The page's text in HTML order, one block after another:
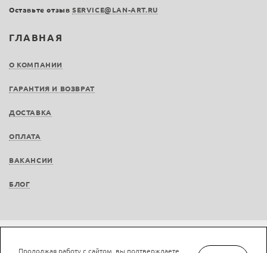
ГЛАВНАЯ
О КОМПАНИИ
ГАРАНТИЯ И ВОЗВРАТ
ДОСТАВКА
ОПЛАТА
ВАКАНСИИ
БЛОГ
Оставьте отзыв SERVICE@LAN-ART.RU
Не является публичной офертой © LAN-art.ru, 2013—2026. Все права защищены.
Продолжая работу с сайтом, вы подтверждаете